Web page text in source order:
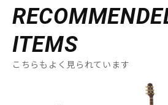
ITEMS
こちらもよく見られています